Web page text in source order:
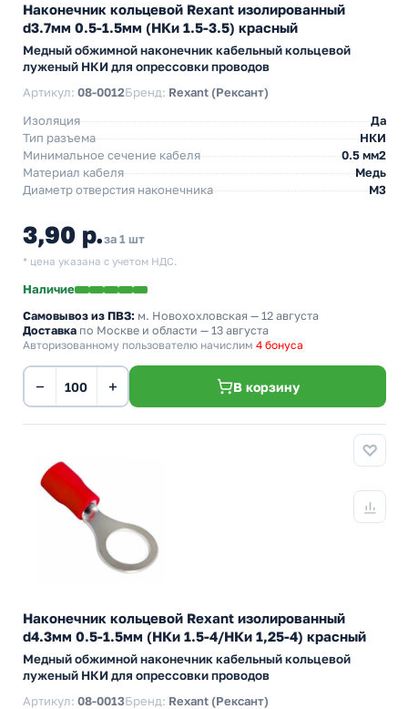
Наконечник кольцевой Rexant изолированный
d3.7мм 0.5-1.5мм (НКи 1.5-3.5) красный
Медный обжимной наконечник кабельный кольцевой
луженый НКИ для опрессовки проводов
Артикул: 08-0012Бренд: Rexant (Рексант)
Изоляция
Да
Тип разъема
НКИ
Минимальное сечение кабеля
0.5 мм2
Материал кабеля
Медь
Диаметр отверстия наконечника
М3
3,90 р.за 1 шт
* цена указана с учетом НДС.
Наличие
Самовывоз из ПВЗ: м. Новохохловская — 12 августа
Доставка по Москве и области — 13 августа
Авторизованному пользователю начислим 4 бонуса
− + В корзину
Наконечник кольцевой Rexant изолированный
d4.3мм 0.5-1.5мм (НКи 1.5-4/НКи 1,25-4) красный
Медный обжимной наконечник кабельный кольцевой
луженый НКИ для опрессовки проводов
Артикул: 08-0013Бренд: Rexant (Рексант)